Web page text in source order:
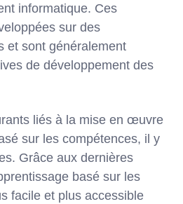
informatique. Ces
sur des
et sont généralement
de développement des
liés à la mise en œuvre
sur les compétences, il y
Grâce aux dernières
basé sur les
facile et plus accessible